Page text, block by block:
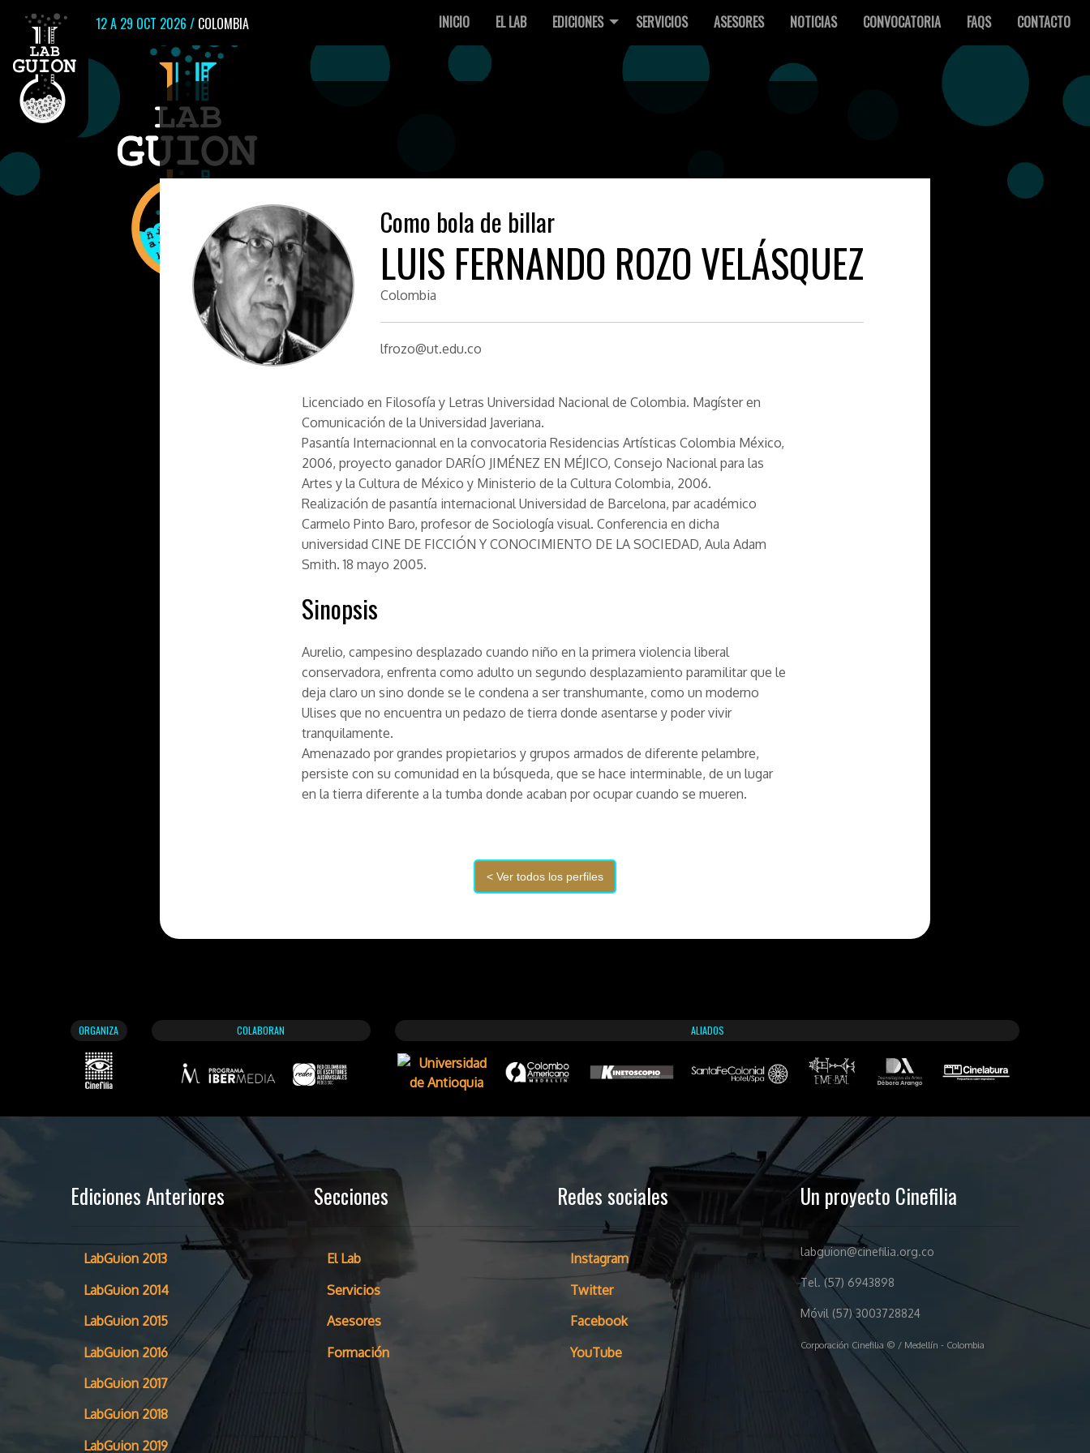
12 A 29 OCT 2026 / COLOMBIA INICIO EL LAB EDICIONES SERVICIOS ASESORES NOTICIAS CONVOCATORIA FAQS CONTACTO
Como bola de billar
LUIS FERNANDO ROZO VELÁSQUEZ
Colombia
lfrozo@ut.edu.co
Licenciado en Filosofía y Letras Universidad Nacional de Colombia. Magíster en
Comunicación de la Universidad Javeriana.
Pasantía Internacionnal en la convocatoria Residencias Artísticas Colombia México,
2006, proyecto ganador DARÍO JIMÉNEZ EN MÉJICO, Consejo Nacional para las
Artes y la Cultura de México y Ministerio de la Cultura Colombia, 2006.
Realización de pasantía internacional Universidad de Barcelona, par académico
Carmelo Pinto Baro, profesor de Sociología visual. Conferencia en dicha
universidad CINE DE FICCIÓN Y CONOCIMIENTO DE LA SOCIEDAD, Aula Adam
Smith. 18 mayo 2005.
Sinopsis
Aurelio, campesino desplazado cuando niño en la primera violencia liberal
conservadora, enfrenta como adulto un segundo desplazamiento paramilitar que le
deja claro un sino donde se le condena a ser transhumante, como un moderno
Ulises que no encuentra un pedazo de tierra donde asentarse y poder vivir
tranquilamente.
Amenazado por grandes propietarios y grupos armados de diferente pelambre,
persiste con su comunidad en la búsqueda, que se hace interminable, de un lugar
en la tierra diferente a la tumba donde acaban por ocupar cuando se mueren.
ORGANIZA COLABORAN ALIADOS
Ediciones Anteriores
LabGuion 2013
LabGuion 2014
LabGuion 2015
LabGuion 2016
LabGuion 2017
LabGuion 2018
LabGuion 2019
Secciones
El Lab
Servicios
Asesores
Formación
Redes sociales
Instagram
Twitter
Facebook
YouTube
Un proyecto Cinefilia
labguion@cinefilia.org.co
Tel. (57) 6943898
Móvil (57) 3003728824
Corporación Cinefilia © / Medellín - Colombia